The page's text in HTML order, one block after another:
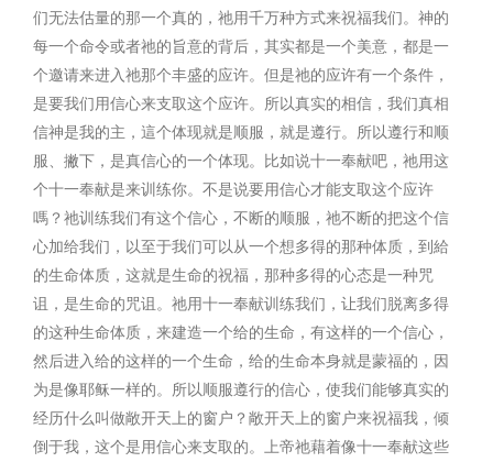
们无法估量的那一个真的，祂用千万种方式来祝福我们。神的
每一个命令或者祂的旨意的背后，其实都是一个美意，都是一
个邀请来进入祂那个丰盛的应许。但是祂的应许有一个条件，
是要我们用信心来支取这个应许。所以真实的相信，我们真相
信神是我的主，這个体现就是顺服，就是遵行。所以遵行和顺
服、撇下，是真信心的一个体现。比如说十一奉献吧，祂用这
个十一奉献是来训练你。不是说要用信心才能支取这个应许
嗎？祂训练我们有这个信心，不断的顺服，祂不断的把这个信
心加给我们，以至于我们可以从一个想多得的那种体质，到給
的生命体质，这就是生命的祝福，那种多得的心态是一种咒
诅，是生命的咒诅。祂用十一奉献训练我们，让我们脱离多得
的这种生命体质，来建造一个给的生命，有这样的一个信心，
然后进入给的这样的一个生命，给的生命本身就是蒙福的，因
为是像耶稣一样的。所以顺服遵行的信心，使我们能够真实的
经历什么叫做敞开天上的窗户？敞开天上的窗户来祝福我，倾
倒于我，这个是用信心来支取的。上帝祂藉着像十一奉献这些